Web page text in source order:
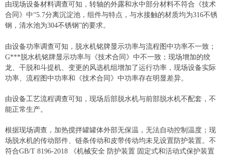
由现场设备材料调查可知，转轴的外露和水中部分材料不符合《技术
合同》中“5.7分离沉淀池，组件与特点，与水接触的材质均为316不锈
钢，清水池为304不锈钢”的要求。
由设备功率调查可知，脱水机铭牌显示功率与流程图中功率不一致；
G***脱水机铭牌显示功率与《技术合同》中不一致；现场增加的绞
龙、干脱和斗提机、变更的风选机组增加了运行功率，现场设备实际
功率、流程图中功率和《技术合同》中功率存在明显差异。
由设备工艺流程调查可知，现场后部脱水机与前部脱水机不配套，不
能正常生产。
根据现场调查，加热搅拌罐罐体外部无保温，无法自动控制温度；现
场脱水机的传动部件、链条传动和皮带传动均未见设置防护装置。不
符合GB/T 8196-2018 《机械安全 防护装置 固定式和活动式保护装置